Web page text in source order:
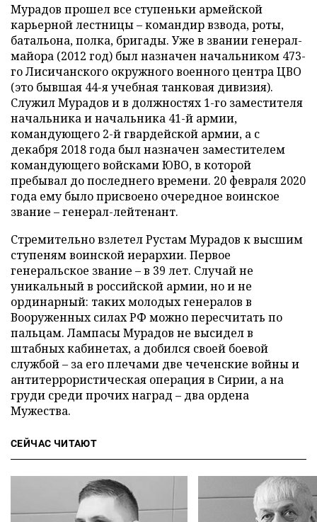
Мурадов прошел все ступеньки армейской
карьерной лестницы – командир взвода, роты,
батальона, полка, бригады. Уже в звании генерал-
майора (2012 год) был назначен начальником 473-
го Лисичанского окружного военного центра ЦВО
(это бывшая 44-я учебная танковая дивизия).
Служил Мурадов и в должностях 1-го заместителя
начальника и начальника 41-й армии,
командующего 2-й гвардейской армии, а с
декабря 2018 года был назначен заместителем
командующего войсками ЮВО, в которой
пребывал до последнего времени. 20 февраля 2020
года ему было присвоено очередное воинское
звание – генерал-лейтенант.
Стремительно взлетел Рустам Мурадов к высшим
ступеням воинской иерархии. Первое
генеральское звание – в 39 лет. Случай не
уникальный в российской армии, но и не
ординарный: таких молодых генералов в
Вооруженных силах РФ можно пересчитать по
пальцам. Лампасы Мурадов не высидел в
штабных кабинетах, а добился своей боевой
службой – за его плечами две чеченские войны и
антитеррористическая операция в Сирии, а на
груди среди прочих наград – два ордена
Мужества.
СЕЙЧАС ЧИТАЮТ